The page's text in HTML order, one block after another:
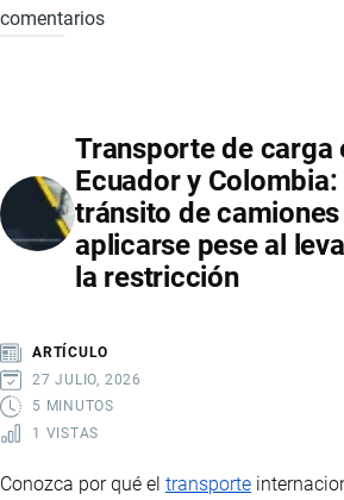
ECUADOR
NUEVOS
ACUERDOS
DE
COOPERACIÓN
EN
Y
DESARROLLO
BILATERAL
comentarios
Transporte de carga
Ecuador y
tránsito de
aplicarse pese al
la restricción
ARTÍCULO
27 JULIO, 2026
5 MINUTOS
1 VISTAS
Conozca por qué el transporte